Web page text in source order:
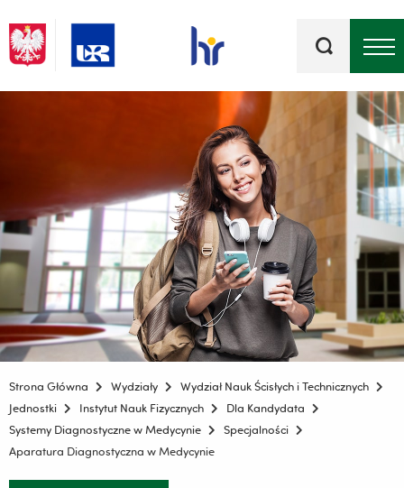
kluczowe
Strona Główna Wydziały
Wydział Nauk Ścisłych i Technicznych
Jednostki
Instytut Nauk Fizycznych
Dla Kandydata
Systemy Diagnostyczne w Medycynie
Specjalności
Aparatura Diagnostyczna w Medycynie